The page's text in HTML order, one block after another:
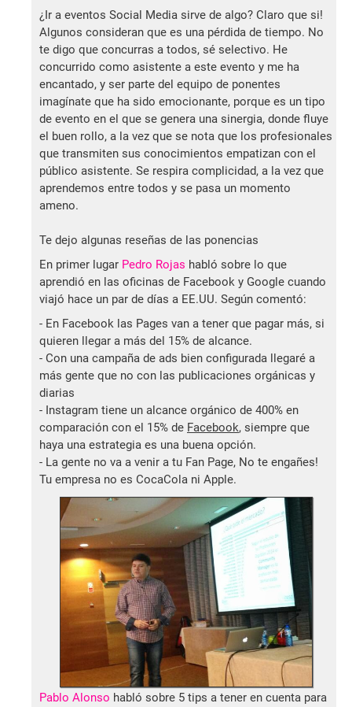
¿Ir a eventos Social Media sirve de algo? Claro que si!
Algunos consideran que es una pérdida de tiempo. No
te digo que concurras a todos, sé selectivo. He
concurrido como asistente a este evento y me ha
encantado, y ser parte del equipo de ponentes
imagínate que ha sido emocionante, porque es un tipo
de evento en el que se genera una sinergia, donde fluye
el buen rollo, a la vez que se nota que los profesionales
que transmiten sus conocimientos empatizan con el
público asistente. Se respira complicidad, a la vez que
aprendemos entre todos y se pasa un momento
ameno.
Te dejo algunas reseñas de las ponencias
En primer lugar Pedro Rojas habló sobre lo que
aprendió en las oficinas de Facebook y Google cuando
viajó hace un par de días a EE.UU. Según comentó:
- En Facebook las Pages van a tener que pagar más, si
quieren llegar a más del 15% de alcance.
- Con una campaña de ads bien configurada llegaré a
más gente que no con las publicaciones orgánicas y
diarias
- Instagram tiene un alcance orgánico de 400% en
comparación con el 15% de Facebook, siempre que
haya una estrategia es una buena opción.
- La gente no va a venir a tu Fan Page, No te engañes!
Tu empresa no es CocaCola ni Apple.
Pablo Alonso habló sobre 5 tips a tener en cuenta para